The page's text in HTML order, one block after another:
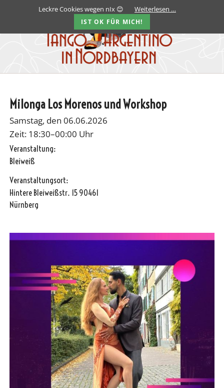
Milonga Los Morenos und Workshop
Samstag, den 06.06.2026
Zeit: 18:30–00:00 Uhr
Veranstaltung:
Bleiweiß
Veranstaltungsort:
Hintere Bleiweißstr. 15 90461
Nürnberg
Leckre Cookies wegen nIx 😊 Weiterlesen …
IST OK FÜR MICH!